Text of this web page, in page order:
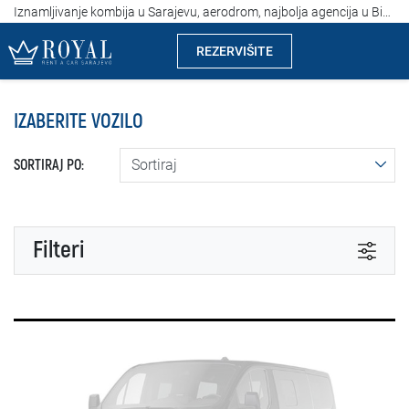
REZERVIŠITE
Lokacije
IZABERITE VOZILO
SORTIRAJ PO:
Filteri